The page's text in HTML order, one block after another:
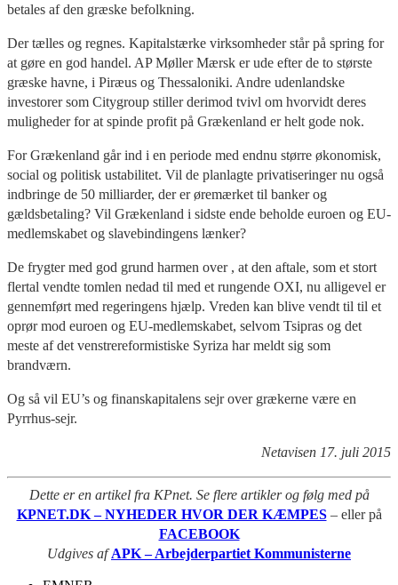
betales af den græske befolkning.
Der tælles og regnes. Kapitalstærke virksomheder står på spring for
at gøre en god handel. AP Møller Mærsk er ude efter de to største
græske havne, i Piræus og Thessaloniki. Andre udenlandske
investorer som Citygroup stiller derimod tvivl om hvorvidt deres
muligheder for at spinde profit på Grækenland er helt gode nok.
For Grækenland går ind i en periode med endnu større økonomisk,
social og politisk ustabilitet. Vil de planlagte privatiseringer nu også
indbringe de 50 milliarder, der er øremærket til banker og
gældsbetaling? Vil Grækenland i sidste ende beholde euroen og EU-
medlemskabet og slavebindingens lænker?
De frygter med god grund harmen over , at den aftale, som et stort
flertal vendte tomlen nedad til med et rungende OXI, nu alligevel er
gennemført med regeringens hjælp. Vreden kan blive vendt til til et
oprør mod euroen og EU-medlemskabet, selvom Tsipras og det
meste af det venstrereformistiske Syriza har meldt sig som
brandværn.
Og så vil EU’s og finanskapitalens sejr over grækerne være en
Pyrrhus-sejr.
Netavisen 17. juli 2015
Dette er en artikel fra KPnet. Se flere artikler og følg med på
KPNET.DK – NYHEDER HVOR DER KÆMPES – eller på
FACEBOOK
Udgives afAPK – Arbejderpartiet Kommunisterne